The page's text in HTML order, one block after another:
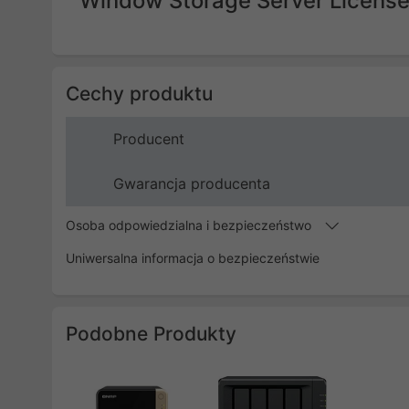
Cechy produktu
Producent
Gwarancja producenta
Osoba odpowiedzialna i bezpieczeństwo
Uniwersalna informacja o bezpieczeństwie
Podobne Produkty